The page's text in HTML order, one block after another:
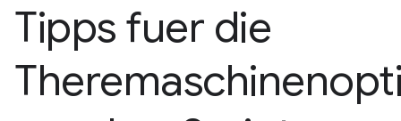
Tipps fuer die